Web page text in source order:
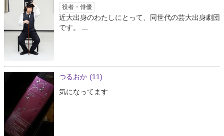
役者・俳優
近大出身のわたしにとって、同世代の芸大出身劇団
です。 ...
つるおか (11)
気になってます